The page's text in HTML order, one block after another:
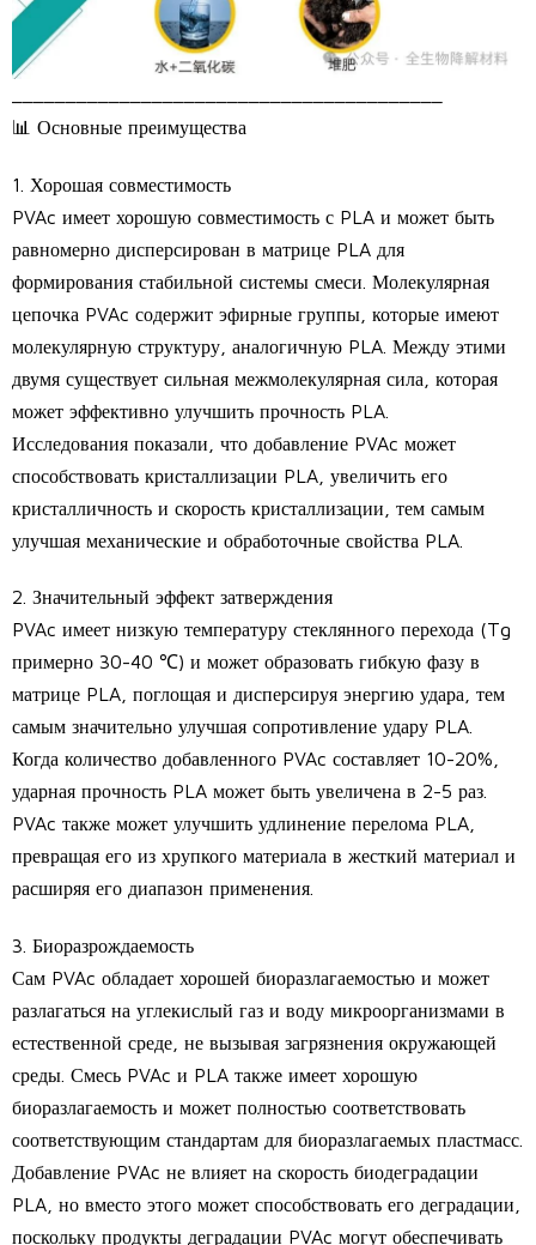
📊 Основные преимущества
1. Хорошая совместимость
PVAc имеет хорошую совместимость с PLA и может быть
равномерно дисперсирован в матрице PLA для
формирования стабильной системы смеси. Молекулярная
цепочка PVAc содержит эфирные группы, которые имеют
молекулярную структуру, аналогичную PLA. Между этими
двумя существует сильная межмолекулярная сила, которая
может эффективно улучшить прочность PLA.
Исследования показали, что добавление PVAc может
способствовать кристаллизации PLA, увеличить его
кристалличность и скорость кристаллизации, тем самым
улучшая механические и обработочные свойства PLA.
2. Значительный эффект затверждения
PVAc имеет низкую температуру стеклянного перехода (Tg
примерно 30-40 ℃) и может образовать гибкую фазу в
матрице PLA, поглощая и дисперсируя энергию удара, тем
самым значительно улучшая сопротивление удару PLA.
Когда количество добавленного PVAc составляет 10-20%,
ударная прочность PLA может быть увеличена в 2-5 раз.
PVAc также может улучшить удлинение перелома PLA,
превращая его из хрупкого материала в жесткий материал и
расширяя его диапазон применения.
3. Биоразрождаемость
Сам PVAc обладает хорошей биоразлагаемостью и может
разлагаться на углекислый газ и воду микроорганизмами в
естественной среде, не вызывая загрязнения окружающей
среды. Смесь PVAc и PLA также имеет хорошую
биоразлагаемость и может полностью соответствовать
соответствующим стандартам для биоразлагаемых пластмасс.
Добавление PVAc не влияет на скорость биодеградации
PLA, но вместо этого может способствовать его деградации,
поскольку продукты деградации PVAc могут обеспечивать